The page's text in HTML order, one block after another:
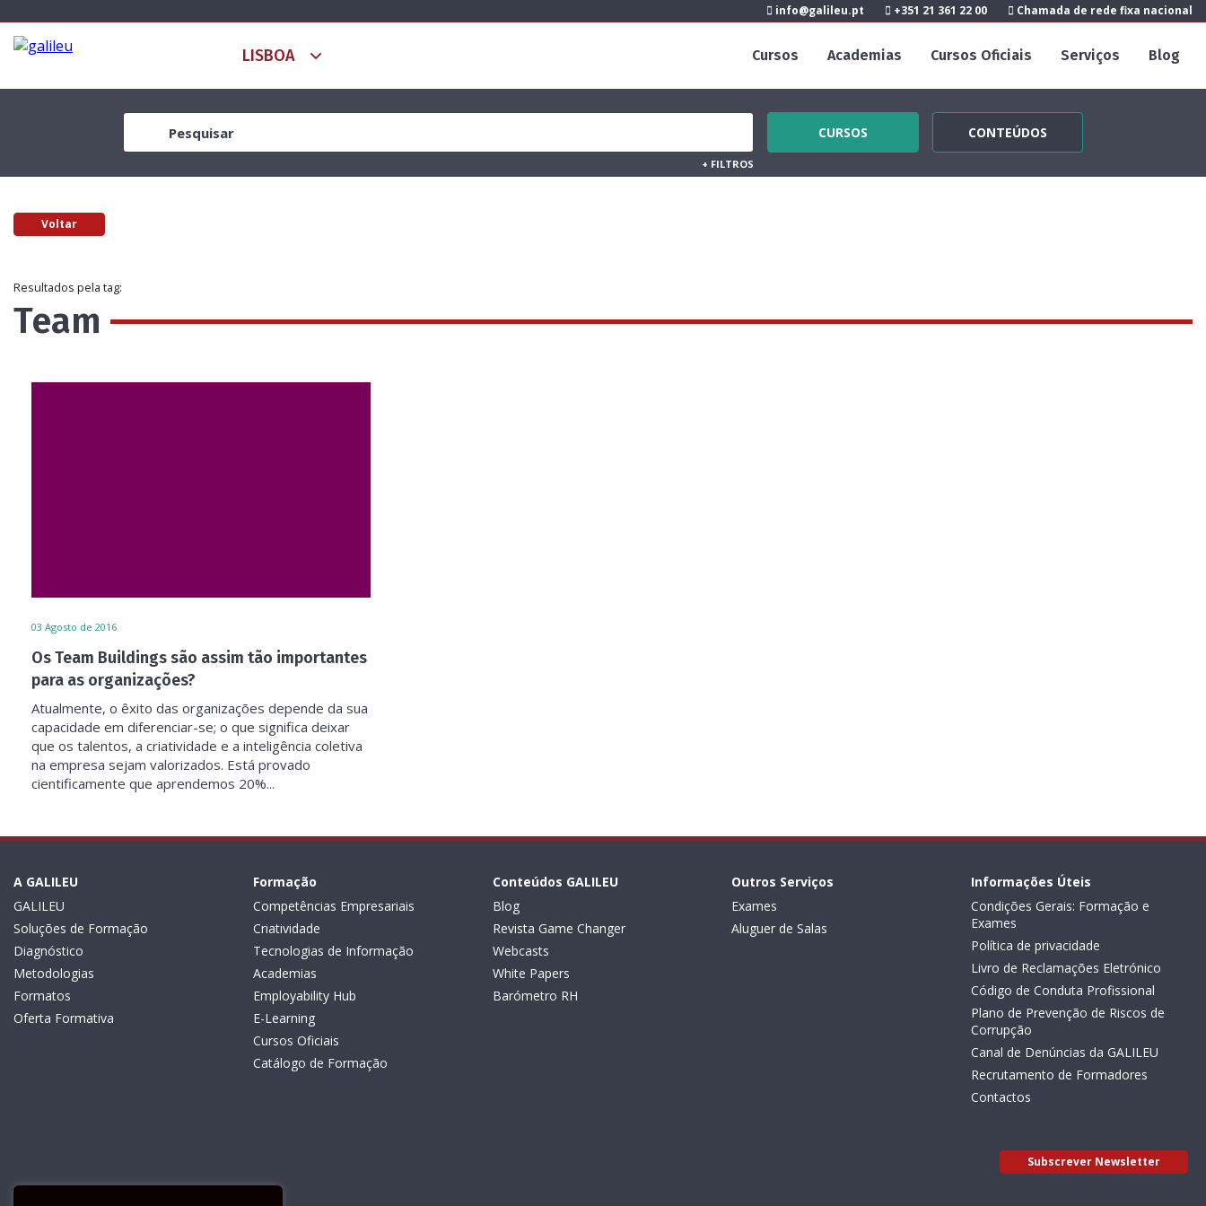
info@galileu.pt +351 21 361 22 00 Chamada de rede fixa nacional
Cursos Academias Cursos Oficiais Serviços Blog
CURSOS CONTEÚDOS
+ FILTROS
Voltar
Resultados pela tag:
Team
03 Agosto de 2016
Os Team Buildings são assim tão importantes
para as organizações?
Atualmente, o êxito das organizações depende da sua
capacidade em diferenciar-se; o que significa deixar
que os talentos, a criatividade e a inteligência coletiva
na empresa sejam valorizados. Está provado
cientificamente que aprendemos 20%...
A GALILEU
GALILEU
Soluções de Formação
Diagnóstico
Metodologias
Formatos
Oferta Formativa
Formação
Competências Empresariais
Criatividade
Tecnologias de Informação
Academias
Employability Hub
E-Learning
Cursos Oficiais
Catálogo de Formação
Conteúdos GALILEU
Blog
Revista Game Changer
Webcasts
White Papers
Barómetro RH
Outros Serviços
Exames
Aluguer de Salas
Informações Úteis
Condições Gerais: Formação e
Exames
Política de privacidade
Livro de Reclamações Eletrónico
Código de Conduta Profissional
Plano de Prevenção de Riscos de
Corrupção
Canal de Denúncias da GALILEU
Recrutamento de Formadores
Contactos
Subscrever Newsletter